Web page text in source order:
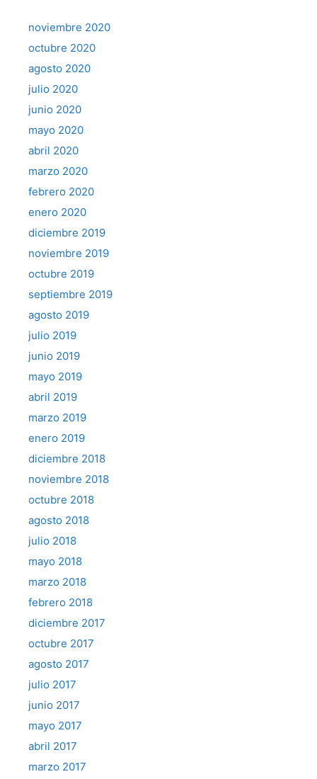
noviembre 2020
octubre 2020
agosto 2020
julio 2020
junio 2020
mayo 2020
abril 2020
marzo 2020
febrero 2020
enero 2020
diciembre 2019
noviembre 2019
octubre 2019
septiembre 2019
agosto 2019
julio 2019
junio 2019
mayo 2019
abril 2019
marzo 2019
enero 2019
diciembre 2018
noviembre 2018
octubre 2018
agosto 2018
julio 2018
mayo 2018
marzo 2018
febrero 2018
diciembre 2017
octubre 2017
agosto 2017
julio 2017
junio 2017
mayo 2017
abril 2017
marzo 2017